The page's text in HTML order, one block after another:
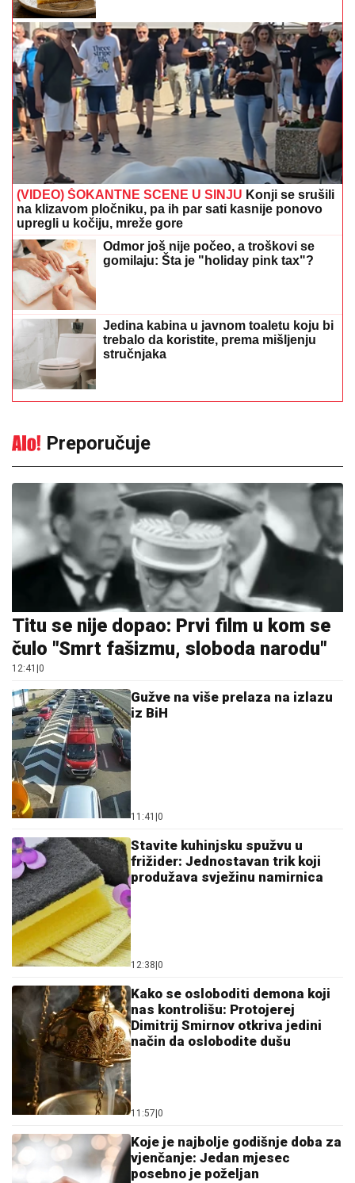
(VIDEO) ŠOKANTNE SCENE U SINJU Konji se srušili
na klizavom pločniku, pa ih par sati kasnije ponovo
upregli u kočiju, mreže gore
Odmor još nije počeo, a troškovi se
gomilaju: Šta je "holiday pink tax"?
Jedina kabina u javnom toaletu koju bi
trebalo da koristite, prema mišljenju
stručnjaka
Preporučuje
Titu se nije dopao: Prvi film u kom se
čulo "Smrt fašizmu, sloboda narodu"
12:41 0
Gužve na više prelaza na izlazu
iz BiH
11:41 0
Stavite kuhinjsku spužvu u
frižider: Jednostavan trik koji
produžava svježinu namirnica
12:38 0
Kako se osloboditi demona koji
nas kontrolišu: Protojerej
Dimitrij Smirnov otkriva jedini
način da oslobodite dušu
11:57 0
Koje je najbolje godišnje doba za
vjenčanje: Jedan mjesec
posebno je poželjan